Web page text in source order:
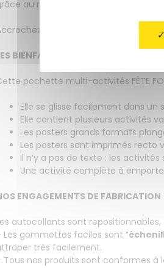
au résultat bluffant qu’il obtient.
les posters FÊTE FORAINE
BIENFAITS DE NOS POSTERS À
pochette multi-activités FÊTE
Elle se glisse facilement dans
Elle contient plusieurs activités
Les posters grands formats
Les posters sont imprimés recto
Il n’y a pas de texte : les
Une activité complète à
ENGAGEMENTS DE FABRICATION
autocollants sont
Les gommettes faciles sont “
très facilement.
Tous nos produits sont conformes à